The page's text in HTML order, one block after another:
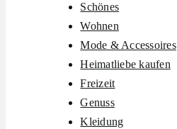
Schönes
Wohnen
Mode & Accessoires
Heimatliebe kaufen
Freizeit
Genuss
Kleidung